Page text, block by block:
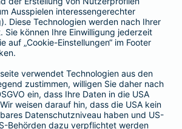
Tierversicherungen
Haftpflichtversicherung
Hausratversicherung
Adresse ändern
Schaden melden
Kilometerstandsmeldung
Serviceübersicht